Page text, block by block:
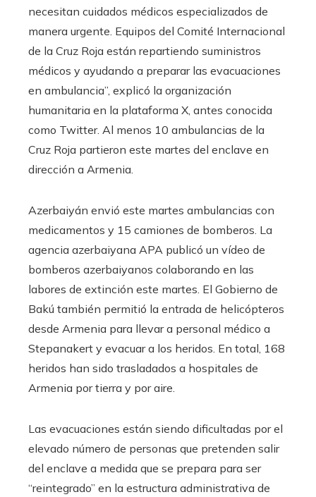
necesitan cuidados médicos especializados de
manera urgente. Equipos del Comité Internacional
de la Cruz Roja están repartiendo suministros
médicos y ayudando a preparar las evacuaciones
en ambulancia”, explicó la organización
humanitaria en la plataforma X, antes conocida
como Twitter. Al menos 10 ambulancias de la
Cruz Roja partieron este martes del enclave en
dirección a Armenia.
Azerbaiyán envió este martes ambulancias con
medicamentos y 15 camiones de bomberos. La
agencia azerbaiyana APA publicó un vídeo de
bomberos azerbaiyanos colaborando en las
labores de extinción este martes. El Gobierno de
Bakú también permitió la entrada de helicópteros
desde Armenia para llevar a personal médico a
Stepanakert y evacuar a los heridos. En total, 168
heridos han sido trasladados a hospitales de
Armenia por tierra y por aire.
Las evacuaciones están siendo dificultadas por el
elevado número de personas que pretenden salir
del enclave a medida que se prepara para ser
“reintegrado” en la estructura administrativa de